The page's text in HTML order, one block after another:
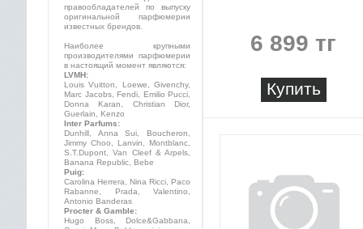
6 899 тг
Купить
правообладателей по выпуску
оригинальной парфюмерии
известных брендов.
Наиболее крупными
производителями парфюмерии
в настоящий момент являются:
LVMH:
Louis Vuitton, Loewe, Givenchy,
Marc Jacobs, Fendi, Emilio Pucci,
Donna Karan, Christian Dior,
Guerlain, Kenzo
Inter Parfums:
Dunhill, Anna Sui, Boucheron,
Jimmy Choo, Lanvin, Montblanc,
S.T.Dupont, Van Cleef & Arpels,
Banana Republic, Bebe
Puig:
Carolina Herrera, Nina Ricci, Paco
Rabanne, Prada, Valentino,
Antonio Banderas
Procter & Gamble:
Hugo Boss, Dolce&Gabbana,